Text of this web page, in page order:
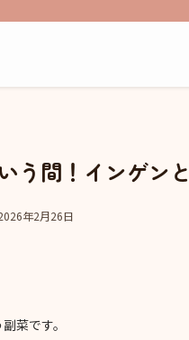
う間！インゲン
年2月26日
菜です。